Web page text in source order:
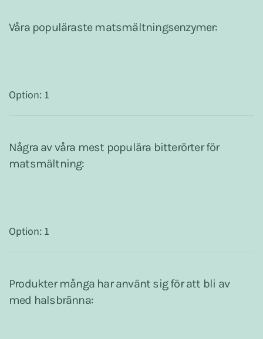
Våra populäraste matsmältningsenzymer:
Option: 1
Några av våra mest populära bitterörter för
matsmältning:
Option: 1
Produkter många har använt sig för att bli av
med halsbränna: